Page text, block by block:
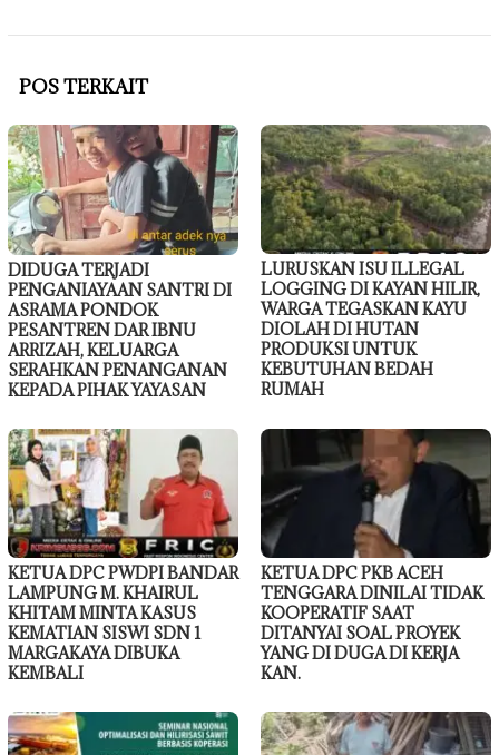
POS TERKAIT
DIDUGA TERJADI
PENGANIAYAAN SANTRI DI
ASRAMA PONDOK
PESANTREN DAR IBNU
ARRIZAH, KELUARGA
SERAHKAN PENANGANAN
KEPADA PIHAK YAYASAN
LURUSKAN ISU ILLEGAL
LOGGING DI KAYAN HILIR,
WARGA TEGASKAN KAYU
DIOLAH DI HUTAN
PRODUKSI UNTUK
KEBUTUHAN BEDAH
RUMAH
KETUA DPC PWDPI BANDAR
LAMPUNG M. KHAIRUL
KHITAM MINTA KASUS
KEMATIAN SISWI SDN 1
MARGAKAYA DIBUKA
KEMBALI
KETUA DPC PKB ACEH
TENGGARA DINILAI TIDAK
KOOPERATIF SAAT
DITANYAI SOAL PROYEK
YANG DI DUGA DI KERJA
KAN.